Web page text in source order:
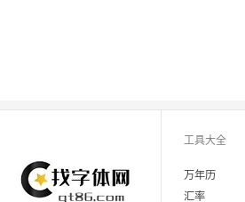
工具大全
万年历
汇率